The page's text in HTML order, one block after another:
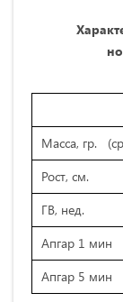
Масса, гр.
Рост,
ГВ, нед.
Апгар 1
Апгар 5